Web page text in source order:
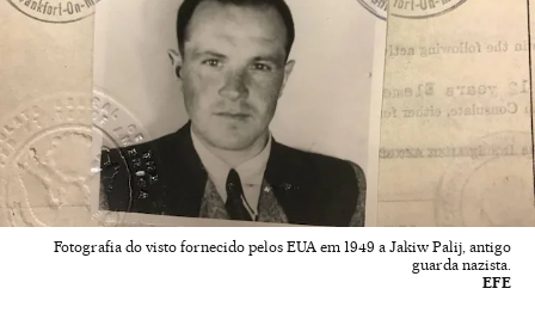
Fotografia do visto fornecido pelos EUA em 1949 a Jakiw Palij, antigo
guarda nazista.
EFE